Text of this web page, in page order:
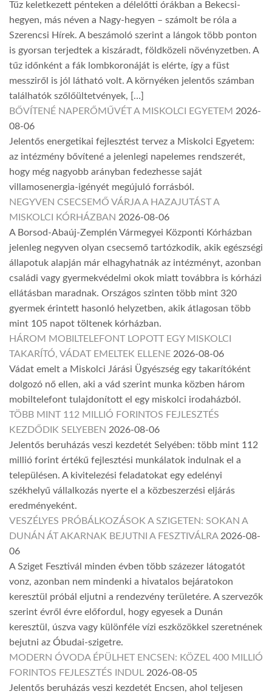
Tűz keletkezett pénteken a délelőtti órákban a Bekecsi-
hegyen, más néven a Nagy-hegyen – számolt be róla a
Szerencsi Hírek. A beszámoló szerint a lángok több ponton
is gyorsan terjedtek a kiszáradt, földközeli növényzetben. A
tűz időnként a fák lombkoronáját is elérte, így a füst
messziről is jól látható volt. A környéken jelentős számban
találhatók szőlőültetvények, […]
BŐVÍTENÉ NAPERŐMŰVÉT A MISKOLCI EGYETEM 2026-
08-06
Jelentős energetikai fejlesztést tervez a Miskolci Egyetem:
az intézmény bővítené a jelenlegi napelemes rendszerét,
hogy még nagyobb arányban fedezhesse saját
villamosenergia-igényét megújuló forrásból.
NEGYVEN CSECSEMŐ VÁRJA A HAZAJUTÁST A
MISKOLCI KÓRHÁZBAN 2026-08-06
A Borsod-Abaúj-Zemplén Vármegyei Központi Kórházban
jelenleg negyven olyan csecsemő tartózkodik, akik egészségi
állapotuk alapján már elhagyhatnák az intézményt, azonban
családi vagy gyermekvédelmi okok miatt továbbra is kórházi
ellátásban maradnak. Országos szinten több mint 320
gyermek érintett hasonló helyzetben, akik átlagosan több
mint 105 napot töltenek kórházban.
HÁROM MOBILTELEFONT LOPOTT EGY MISKOLCI
TAKARÍTÓ, VÁDAT EMELTEK ELLENE 2026-08-06
Vádat emelt a Miskolci Járási Ügyészség egy takarítóként
dolgozó nő ellen, aki a vád szerint munka közben három
mobiltelefont tulajdonított el egy miskolci irodaházból.
TÖBB MINT 112 MILLIÓ FORINTOS FEJLESZTÉS
KEZDŐDIK SELYEBEN 2026-08-06
Jelentős beruházás veszi kezdetét Selyében: több mint 112
millió forint értékű fejlesztési munkálatok indulnak el a
településen. A kivitelezési feladatokat egy edelényi
székhelyű vállalkozás nyerte el a közbeszerzési eljárás
eredményeként.
VESZÉLYES PRÓBÁLKOZÁSOK A SZIGETEN: SOKAN A
DUNÁN ÁT AKARNAK BEJUTNI A FESZTIVÁLRA 2026-08-
06
A Sziget Fesztivál minden évben több százezer látogatót
vonz, azonban nem mindenki a hivatalos bejáratokon
keresztül próbál eljutni a rendezvény területére. A szervezők
szerint évről évre előfordul, hogy egyesek a Dunán
keresztül, úszva vagy különféle vízi eszközökkel szeretnének
bejutni az Óbudai-szigetre.
MODERN ÓVODA ÉPÜLHET ENCSEN: KÖZEL 400 MILLIÓ
FORINTOS FEJLESZTÉS INDUL 2026-08-05
Jelentős beruházás veszi kezdetét Encsen, ahol teljesen